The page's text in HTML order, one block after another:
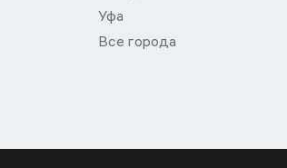
Уфа
Все города